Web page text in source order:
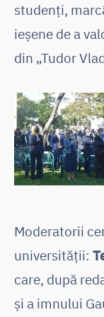
studenți,
ieșene de a
din „Tudor
Moderatorii
universității:
care, după
și a imnului